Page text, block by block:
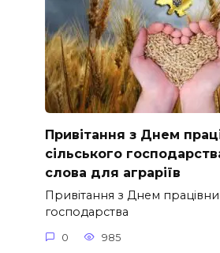
Привітання з Днем
сільського
слова для аграріїв
Привітання з Днем
господарства
0 985